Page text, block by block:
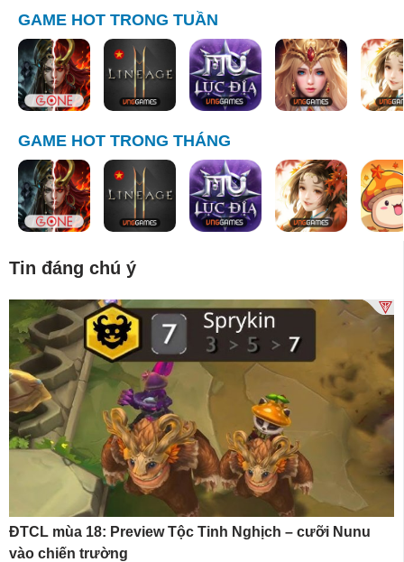
GAME HOT TRONG TUẦN
GAME HOT TRONG THÁNG
Tin đáng chú ý
ĐTCL mùa 18: Preview Tộc Tinh Nghịch – cưỡi Nunu
vào chiến trường